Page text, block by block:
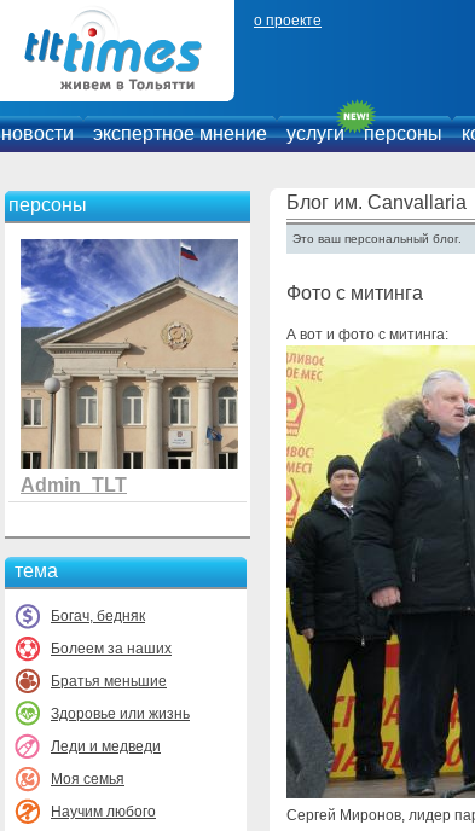
о проекте
новости экспертное мнение услуги персоны
персоны
Admin_TLT
тема
Богач, бедняк
Болеем за наших
Братья меньшие
Здоровье или жизнь
Леди и медведи
Моя семья
Научим любого
Блог им. Canvallaria
Это ваш персональный блог.
Фото с митинга
А вот и фото с митинга:
Сергей Миронов, лидер